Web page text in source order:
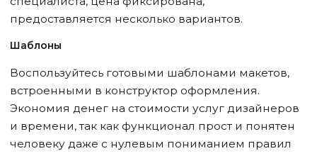
предоставляется несколько вариантов.
Шаблоны
Воспользуйтесь готовыми шаблонами макетов,
встроенными в конструктор оформления.
Экономия денег на стоимости услуг дизайнеров
и времени, так как функционал прост и понятен
человеку даже с нулевым пониманием правил